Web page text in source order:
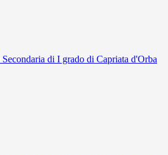
Secondaria di I grado di Capriata d'Orba